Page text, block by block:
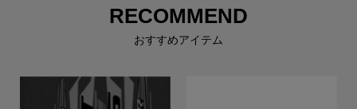
RECOMMEND
おすすめアイテム